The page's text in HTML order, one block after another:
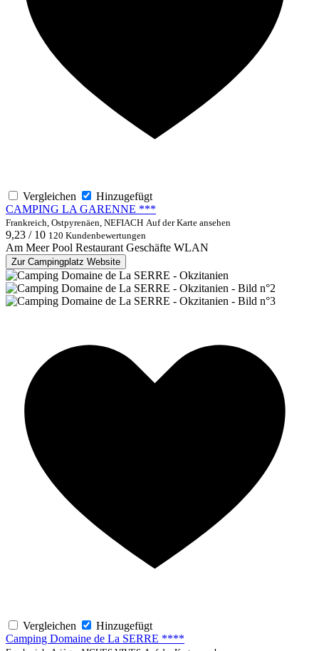
Vergleichen
Hinzugefügt
CAMPING LA GARENNE ***
Frankreich, Ostpyrenäen, NEFIACH Auf der Karte ansehen
9,23 / 10 120 Kundenbewertungen
Am Meer Pool Restaurant Geschäfte WLAN
Zur Campingplatz Website
Vergleichen
Hinzugefügt
Camping Domaine de La SERRE ****